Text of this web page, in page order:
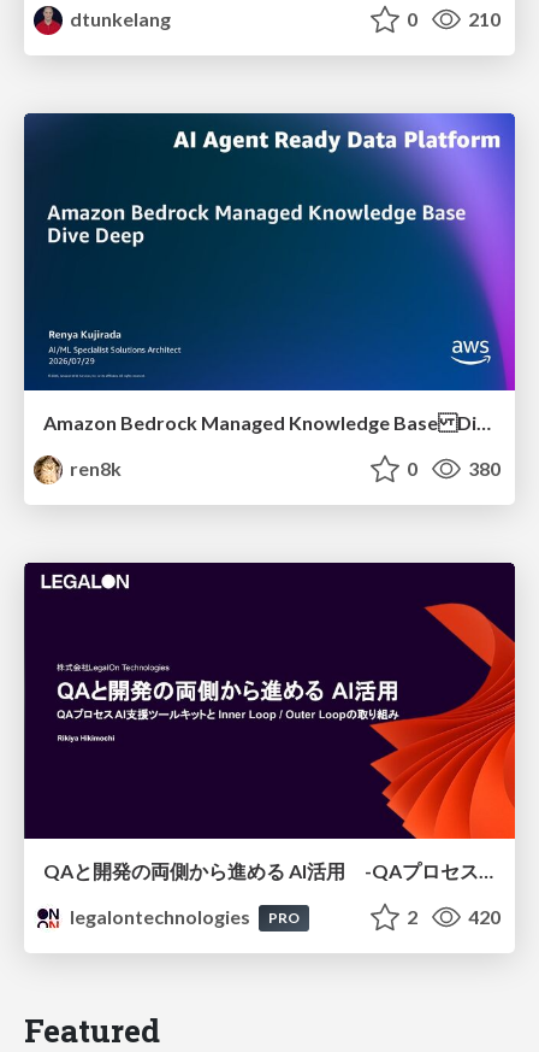
dtunkelang
0 210
ren8k
0 380
QAと開発の両側から進める AI活用 -QAプロセスAI支援ツールキットと Inner Loop / Outer Loopの取り組み-
legalontechnologies
PRO 2 420
Featured